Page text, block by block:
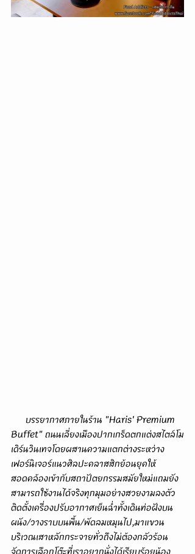
Buffet" ถนนเลี่ยงเมืองปากเกร็ดตกแต่งสไตล์โม
เดิร์นวินเทจโดยผสานความแตกต่างระหว่าง
เฟอร์นิเจอร์แนวศิลปะคลาสสิกย้อนยุคให้
สอดคล้องเข้ากับสถาปัตยกรรมสมัยใหม่แถมยัง
สามารถใช้งานได้จริงทุกมุมอย่างสวยงามลงตัว
ติดตั้งเครื่องปรับอากาศเย็นฉ่ำทั้งเดินท่อฝังบน
ผนัง/วางราบบนพื้น/พัดลมหมุนไป,มาแขวน
บริเวณเสาหลักกระจายทั่วถึงไม่ต้องกลัวร้อน
จัดการเลือกโต๊ะที่เราอยากนั่งได้เรียบร้อยน้อง